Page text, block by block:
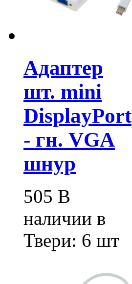
Адаптер
шт. mini
DisplayPort
- гн. VGA
шнур
505 В
наличии в
Твери: 6 шт